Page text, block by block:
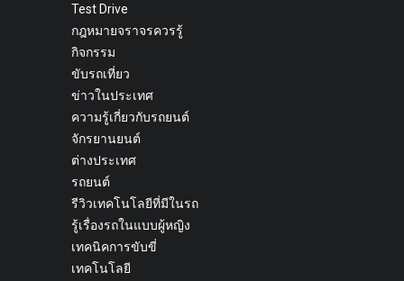
Test Drive
กฎหมายจราจรควรรู้
กิจกรรม
ขับรถเที่ยว
ข่าวในประเทศ
ความรู้เกี่ยวกับรถยนต์
จักรยานยนต์
ต่างประเทศ
รถยนต์
รีวิวเทคโนโลยีที่มีในรถ
รู้เรื่องรถในแบบผู้หญิง
เทคนิคการขับขี่
เทคโนโลยี